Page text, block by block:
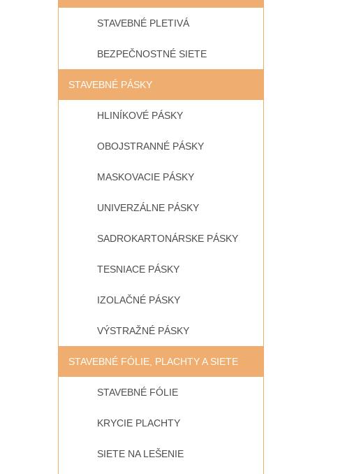
STAVEBNÉ PLETIVÁ
BEZPEČNOSTNÉ SIETE
STAVEBNÉ PÁSKY
HLINÍKOVÉ PÁSKY
OBOJSTRANNÉ PÁSKY
MASKOVACIE PÁSKY
UNIVERZÁLNE PÁSKY
SADROKARTONÁRSKE PÁSKY
TESNIACE PÁSKY
IZOLAČNÉ PÁSKY
VÝSTRAŽNÉ PÁSKY
STAVEBNÉ FÓLIE, PLACHTY A SIETE
STAVEBNÉ FÓLIE
KRYCIE PLACHTY
SIETE NA LEŠENIE